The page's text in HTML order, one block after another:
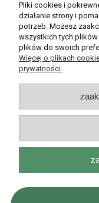
Rarytasy
Pliki cookies i
działanie strony i
potrzeb. Możesz
wszystkich tych
plików do swoich
Więcej o plikach
prywatności.